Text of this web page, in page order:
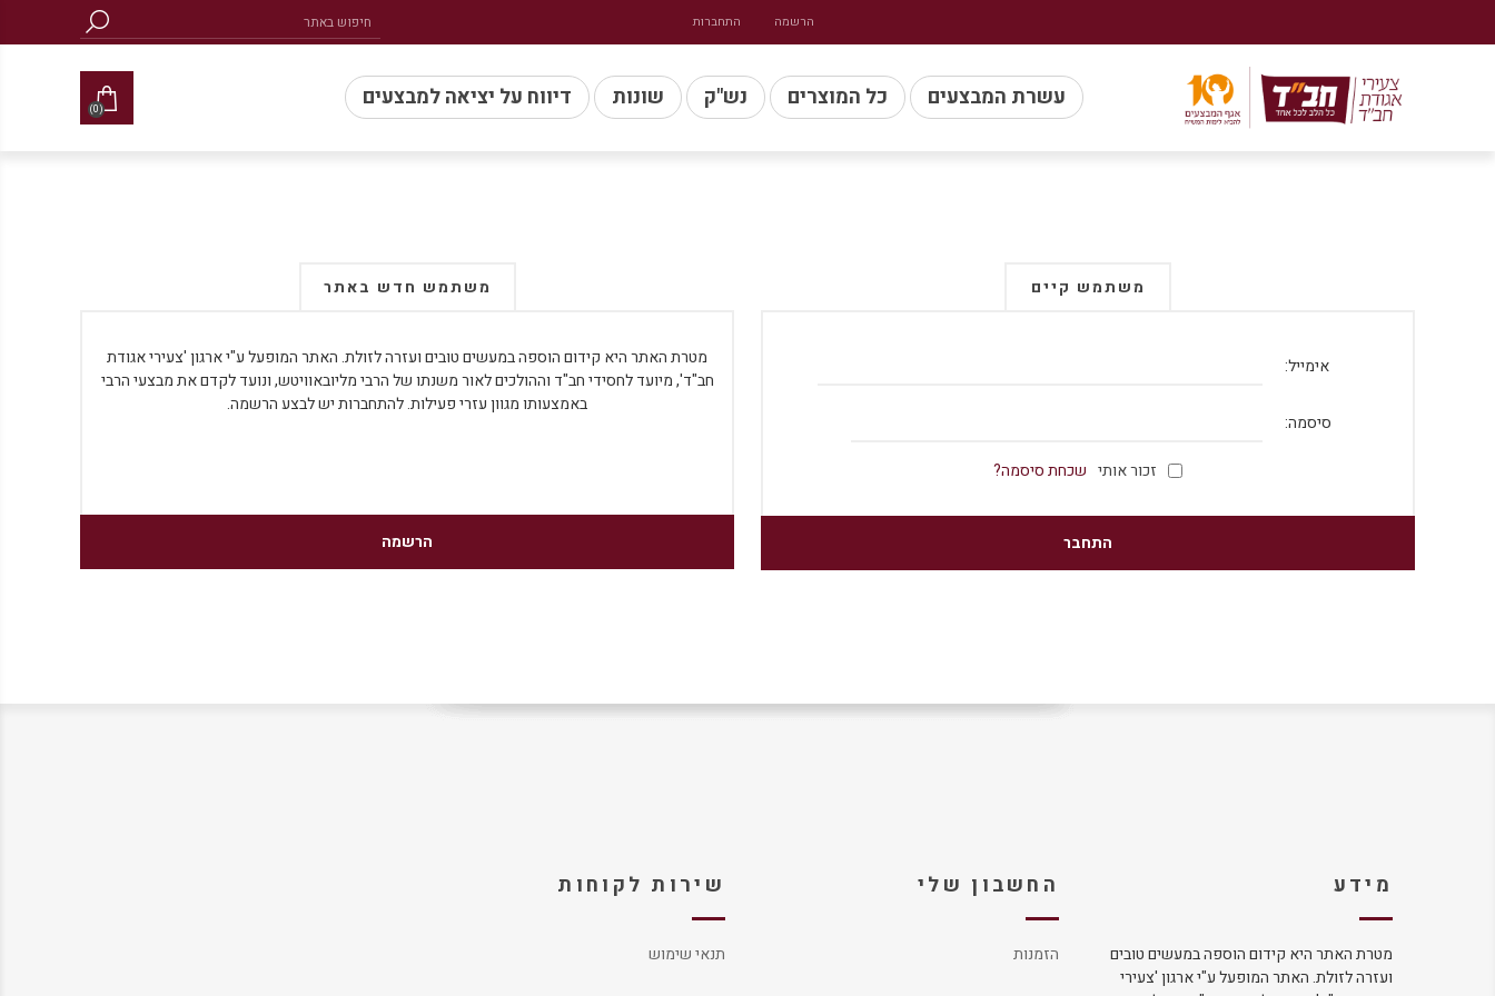
הרשמה התחברות
עשרת המבצעים כל המוצרים נש"ק שונות דיווח על יציאה למבצעים (0)
משתמש חדש באתר
מטרת האתר היא קידום הוספה במעשים טובים ועזרה לזולת. האתר המופעל ע"י ארגון 'צעירי אגודת
חב"ד', מיועד לחסידי חב"ד וההולכים לאור משנתו של הרבי מליובאוויטש, ונועד לקדם את מבצעי הרבי
באמצעותו מגוון עזרי פעילות. להתחברות יש לבצע הרשמה.
משתמש קיים
אימייל:
סיסמה:
זכור אותי שכחת סיסמה?
מידע
מטרת האתר היא קידום הוספה במעשים טובים
ועזרה לזולת. האתר המופעל ע"י ארגון 'צעירי
החשבון שלי
הזמנות
שירות לקוחות
תנאי שימוש